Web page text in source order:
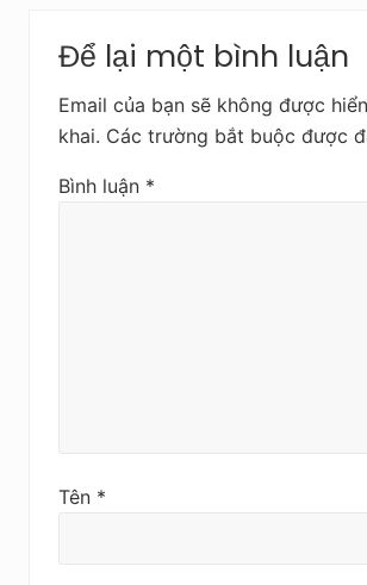
Để lại một bình luận
Email của bạn sẽ không được
khai. Các trường bắt buộc được
Bình luận *
Tên *